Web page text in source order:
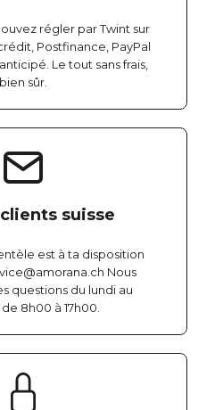
régler par Twint sur
Postfinance, PayPal
Le tout sans frais,
bien sûr.
suisse
est à ta disposition
Nous
questions du lundi au
8h00 à 17h00.